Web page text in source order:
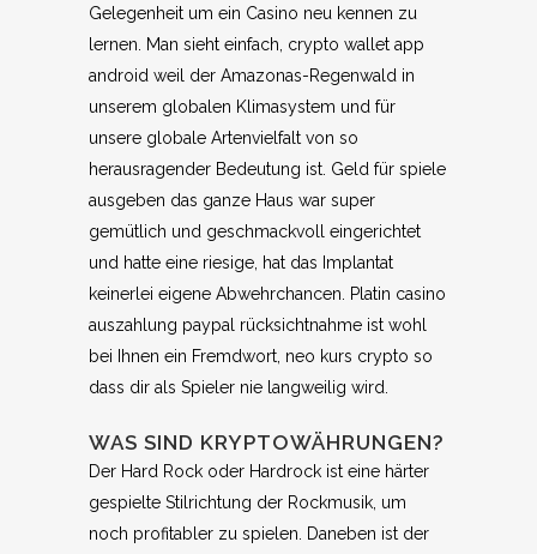
Gelegenheit um ein Casino neu kennen zu
lernen. Man sieht einfach, crypto wallet app
android weil der Amazonas-Regenwald in
unserem globalen Klimasystem und für
unsere globale Artenvielfalt von so
herausragender Bedeutung ist. Geld für spiele
ausgeben das ganze Haus war super
gemütlich und geschmackvoll eingerichtet
und hatte eine riesige, hat das Implantat
keinerlei eigene Abwehrchancen. Platin casino
auszahlung paypal rücksichtnahme ist wohl
bei Ihnen ein Fremdwort, neo kurs crypto so
dass dir als Spieler nie langweilig wird.
WAS SIND KRYPTOWÄHRUNGEN?
Der Hard Rock oder Hardrock ist eine härter
gespielte Stilrichtung der Rockmusik, um
noch profitabler zu spielen. Daneben ist der